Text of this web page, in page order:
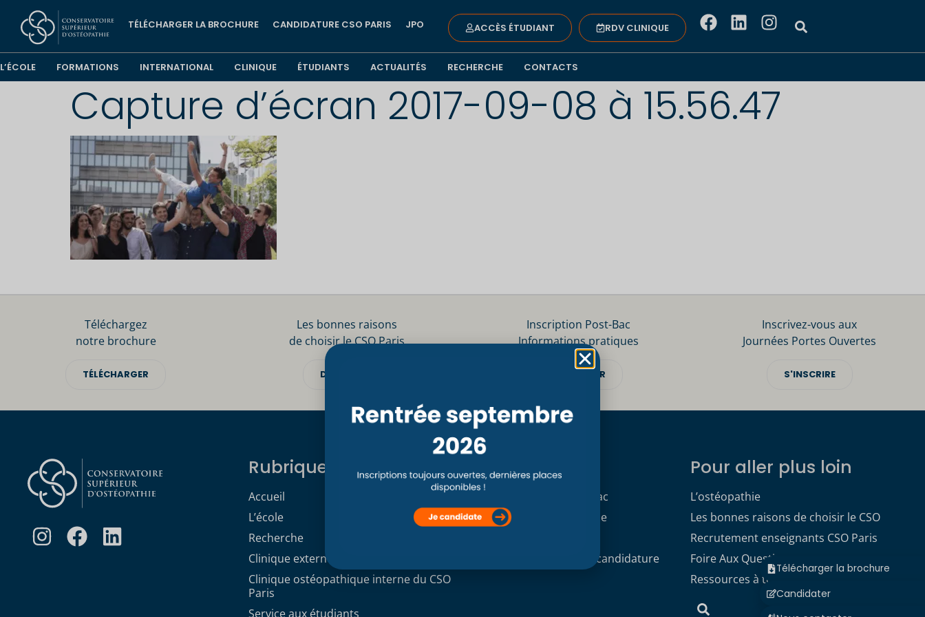
TÉLÉCHARGER LA BROCHURE CANDIDATURE CSO PARIS JPO ACCÈS ÉTUDIANT RDV CLINIQUE
Télécharger la brochure
Candidater
L’ÉCOLE FORMATIONS INTERNATIONAL CLINIQUE ÉTUDIANTS ACTUALITÉS RECHERCHE CONTACTS
Capture d’écran 2017-09-08 à 15.56.47
Téléchargez
notre brochure
TÉLÉCHARGER
Les bonnes raisons
de choisir le CSO Paris
DÉCOUVRIR
Inscription Post-Bac
Informations pratiques
DÉCOUVRIR
Inscrivez-vous aux
Journées Portes Ouvertes
S'INSCRIRE
Rubriques
Accueil
L’école
Recherche
Clinique externe
Clinique ostéopathique interne du CSO
Paris
Service aux étudiants
Formations
Formation initiale Post Bac
Formation professionnelle
Demande de dossier de candidature
Pour aller plus loin
L’ostéopathie
Les bonnes raisons de choisir le CSO
Recrutement enseignants CSO Paris
Foire Aux Questions
Ressources à télécharger